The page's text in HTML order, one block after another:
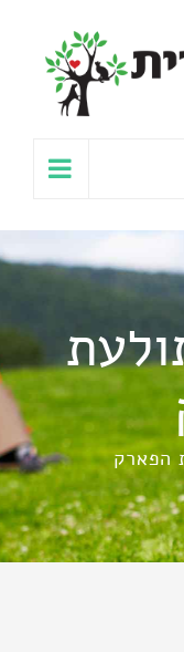
הפארק